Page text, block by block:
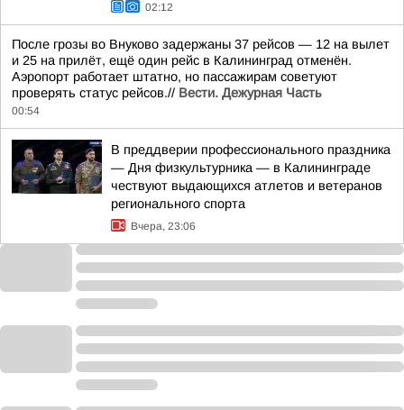
02:12
После грозы во Внуково задержаны 37 рейсов — 12 на вылет
и 25 на прилёт, ещё один рейс в Калининград отменён.
Аэропорт работает штатно, но пассажирам советуют
проверять статус рейсов.// Вести. Дежурная Часть
00:54
В преддверии профессионального праздника
— Дня физкультурника — в Калининграде
чествуют выдающихся атлетов и ветеранов
регионального спорта
Вчера, 23:06